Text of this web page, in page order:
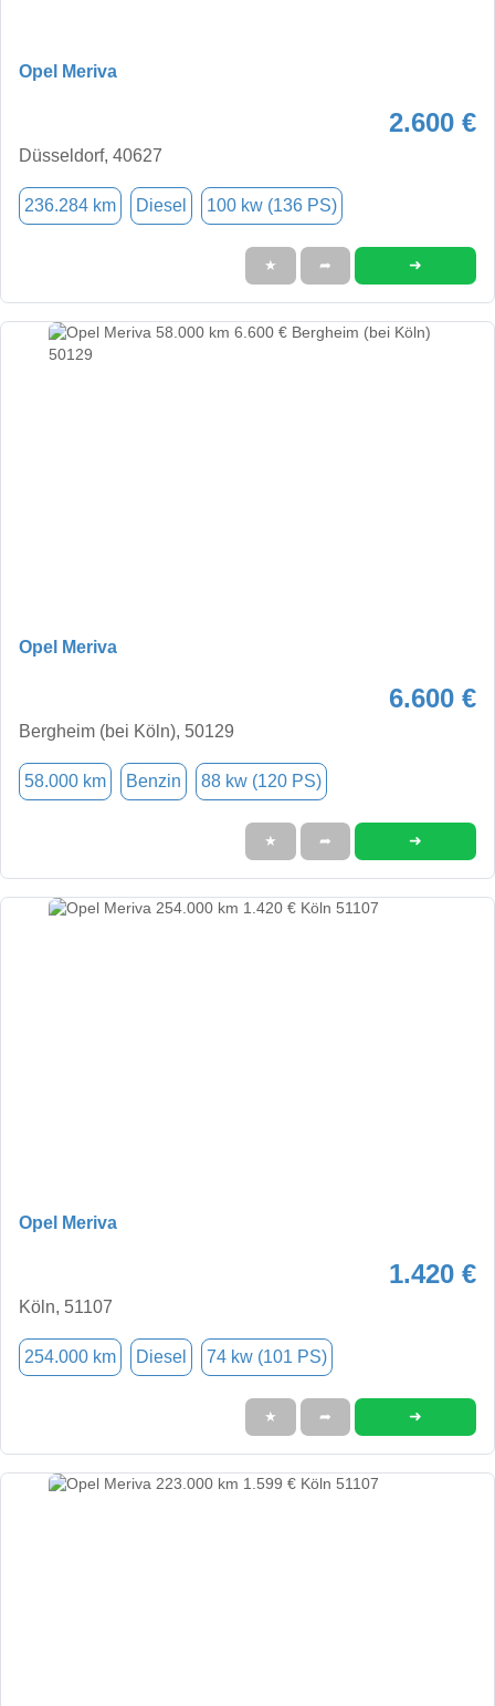
Opel Meriva
2.600 €
Düsseldorf, 40627
236.284 km Diesel 100 kw (136 PS)
★ ➦ ➜
Opel Meriva
6.600 €
Bergheim (bei Köln), 50129
58.000 km Benzin 88 kw (120 PS)
★ ➦ ➜
Opel Meriva
1.420 €
Köln, 51107
254.000 km Diesel 74 kw (101 PS)
★ ➦ ➜